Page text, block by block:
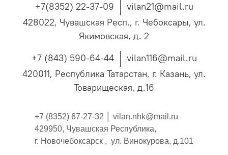
+7(8352) 22-37-09
vilan21@mail.ru
428022, Чувашская Респ., г. Чебоксары, ул.
Якимовская, д. 2
+7 (843) 590-64-44
vilan116@mail.ru
420011, Республика Татарстан, г. Казань, ул.
Товарищеская, д.16
+7 (8352) 67-27-32 │ vilan.nhk@mail.ru
429950, Чувашская Республика,
г. Новочебоксарск , ул. Винокурова, д.101